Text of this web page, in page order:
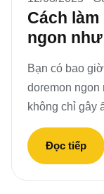
Cách
ngon
Bạn có bao
doremon ngon
không chỉ gây
Đọc tiếp